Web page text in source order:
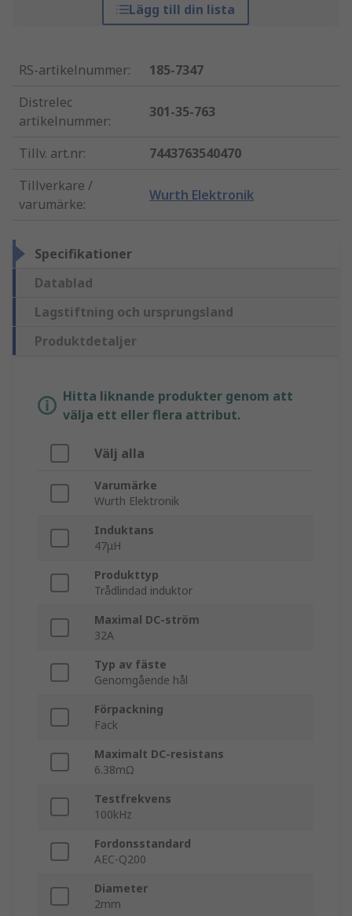
Lägg till din lista
RS-artikelnummer:
185-7347
Distrelec
artikelnummer:
301-35-763
Tillv. art.nr:
7443763540470
Tillverkare /
varumärke:
Wurth Elektronik
Specifikationer
Datablad
Lagstiftning och ursprungsland
Produktdetaljer
Hitta liknande produkter genom att
välja ett eller flera attribut.
Välj alla
Varumärke
Wurth Elektronik
Induktans
47μH
Produkttyp
Trådlindad induktor
Maximal DC-ström
32A
Typ av fäste
Genomgående hål
Förpackning
Fack
Maximalt DC-resistans
6.38mΩ
Testfrekvens
100kHz
Fordonsstandard
AEC-Q200
Diameter
2mm